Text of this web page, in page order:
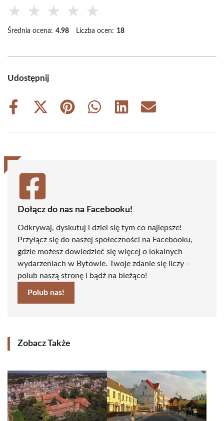
★ ★ ★ ★ ★
Średnia ocena: 4.98 Liczba ocen: 18
Udostępnij
Share
Share
(Twitter)
Share
Share
Share
Share
Dołącz do nas na Facebooku!
Odkrywaj, dyskutuj i dziel się tym co najlepsze!
Przyłącz się do naszej społeczności na Facebooku,
gdzie możesz dowiedzieć się więcej o lokalnych
wydarzeniach w Bytowie. Twoje zdanie się liczy -
polub naszą stronę i bądź na bieżąco!
Polub nas!
Zobacz Także